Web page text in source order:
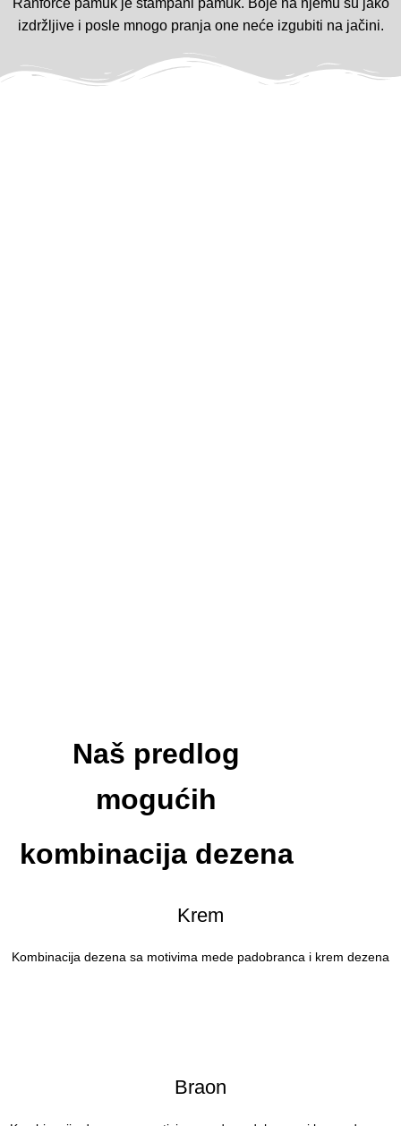
Ranforce pamuk je štampani pamuk. Boje na njemu su jako
izdržljive i posle mnogo pranja one neće izgubiti na jačini.
Naš predlog
mogućih
kombinacija dezena
Krem
Kombinacija dezena sa motivima mede padobranca i krem dezena
Braon